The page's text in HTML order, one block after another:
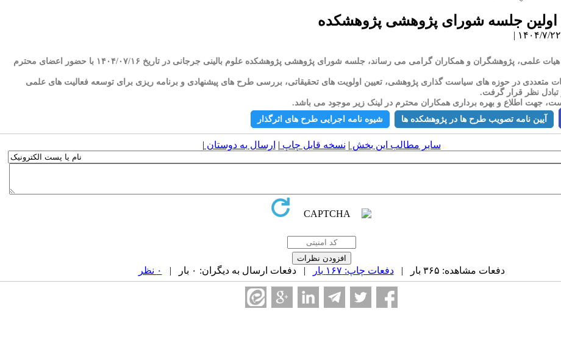
اولین جلسه شورای پژوهشی پژوهشکده
به اطلاع اعضای محترم هیات علمی، پژوهشگران و همکاران گرامی می رساند، جلسه شورای پژوهشی پژوهشکده علوم بالینی جرجانی در تاریخ ۱۴۰۴/۰۷/۱۶ با حضور اعضای محترم
متعددی در حوزه های سیاست گذاری پژوهشی، تعیین اولویت های تحقیقاتی، بررسی طرح های پیشنهادی و برنامه ریزی برای توسعه فعالیت های علمی
نظر قرار گرفت.
جهت اطلاع و بهره برداری همکاران محترم در لینک زیر موجود می باشد.
آیین نامه تصویب طرح ها در پژوهشکده ها شیوه نامه اجرایی طرح های اثرگذار
سایر مطالب این بخش | نسخه قابل چاپ | ارسال به دوستان |
دفعات مشاهده: ۳۶۵ بار | دفعات چاپ: ۱۶۷ بار | دفعات ارسال به دیگران: ۰ بار | ۰ نظر